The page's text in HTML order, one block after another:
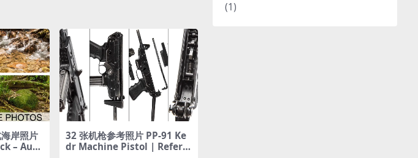
岸照片
– Aust
32 张机枪参考照片 PP-91 Ke
dr Machine Pistol | Refere
(1)